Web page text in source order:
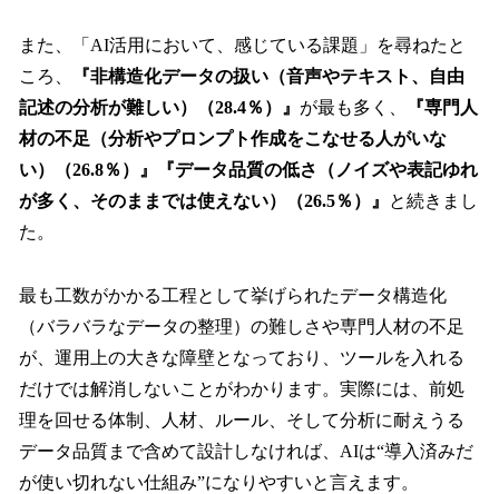
また、「AI活用において、感じている課題」を尋ねたと
ころ、
『非構造化データの扱い（音声やテキスト、自由
記述の分析が難しい）（28.4％）』 が最も多く、
『専門人
材の不足（分析やプロンプト作成をこなせる人がいな
い）（26.8％）』『データ品質の低さ（ノイズや表記ゆれ
が多く、そのままでは使えない）（26.5％）』
と続きまし
た。
最も工数がかかる工程として挙げられたデータ構造化
（バラバラなデータの整理）の難しさや専門人材の不足
が、運用上の大きな障壁となっており、ツールを入れる
だけでは解消しないことがわかります。実際には、前処
理を回せる体制、人材、ルール、そして分析に耐えうる
データ品質まで含めて設計しなければ、AIは“導入済みだ
が使い切れない仕組み”になりやすいと言えます。